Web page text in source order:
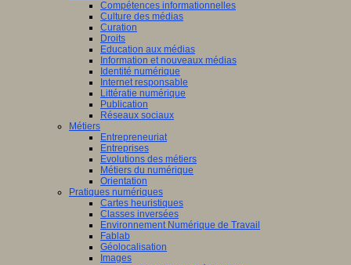
Compétences informationnelles
Culture des médias
Curation
Droits
Education aux médias
Information et nouveaux médias
Identité numérique
Internet responsable
Littératie numérique
Publication
Réseaux sociaux
Métiers
Entrepreneuriat
Entreprises
Evolutions des métiers
Métiers du numérique
Orientation
Pratiques numériques
Cartes heuristiques
Classes inversées
Environnement Numérique de Travail
Fablab
Géolocalisation
Images